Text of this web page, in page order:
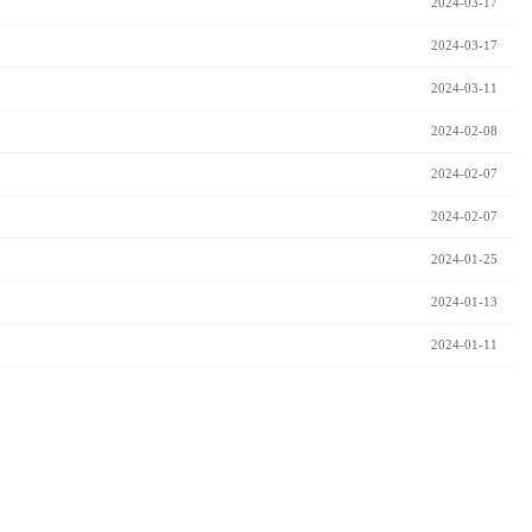
2024-03-17
2024-03-11
2024-02-08
2024-02-07
2024-02-07
2024-01-25
2024-01-13
2024-01-11